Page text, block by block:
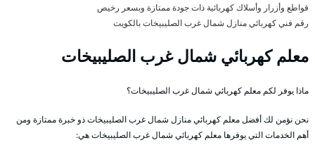
قواطع وأزرار وأسلاك كهربائية ذات جودة ممتازة وبسعر رخيص
رقم فني كهربائي منازل شمال غرب الصليبيخات بالكويت
معلم كهربائي شمال غرب الصليبيخات
ماذا يوفر لكم معلم كهربائي شمال غرب الصليبيخات؟
نحن نؤمن لك أفضل معلم كهربائي منازل شمال غرب الصليبيخات ذو خبرة ممتازة ومن
أهم الخدمات التي يوفرها معلم كهربائي شمال غرب الصليبيخات هي: